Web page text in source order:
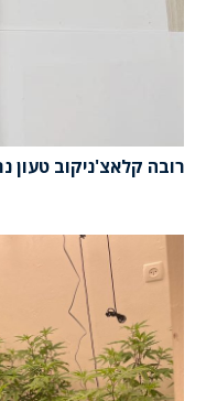
רובה קלאצ'ניקוב טעון